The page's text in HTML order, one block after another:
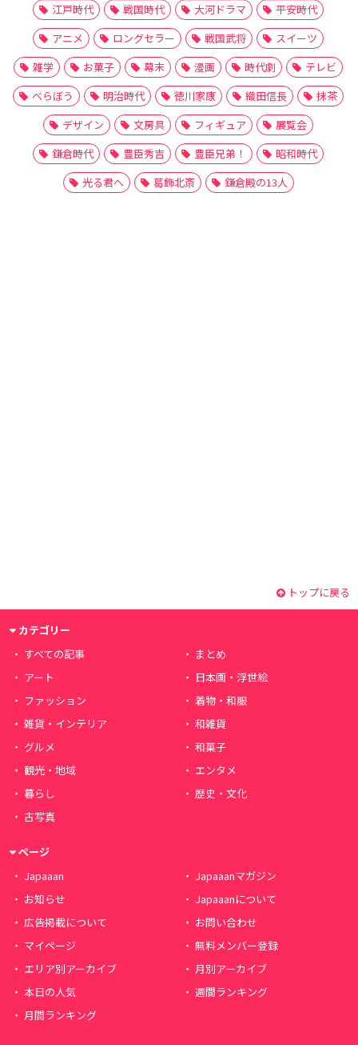
江戸時代 戦国時代 大河ドラマ
平安時代
アニメ
ロングセラー 戦国武将
スイーツ
雑学
お菓子 幕末 漫画 時代劇
テレビ
べらぼう
明治時代 徳川家康 織田信長
抹茶
デザイン
文房具 フィギュア
展覧会
鎌倉時代
豊臣秀吉 豊臣兄弟！
昭和時代
光る君へ
葛飾北斎 鎌倉殿の13人
トップに戻る
カテゴリー
すべての記事
まとめ
アート
日本画・浮世絵
ファッション
着物・和服
雑貨・インテリア
和雑貨
グルメ
和菓子
観光・地域
エンタメ
暮らし
歴史・文化
古写真
ページ
Japaaan
Japaaanマガジン
お知らせ
Japaaanについて
広告掲載について
お問い合わせ
マイページ
無料メンバー登録
エリア別アーカイブ
月別アーカイブ
本日の人気
週間ランキング
月間ランキング